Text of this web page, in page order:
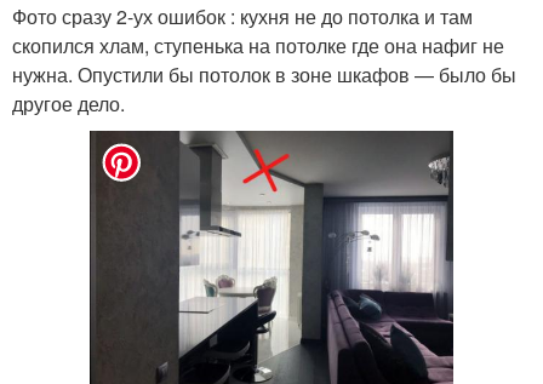
Фото сразу 2-ух ошибок : кухня не до потолка и там
скопился хлам, ступенька на потолке где она нафиг не
нужна. Опустили бы потолок в зоне шкафов — было бы
другое дело.